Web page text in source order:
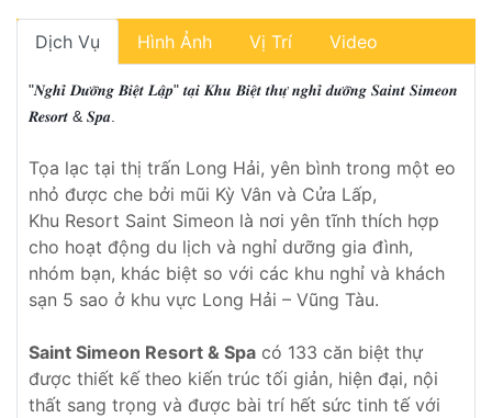
Dịch Vụ Hình Ảnh Vị Trí Video
"𝑵𝒈𝒉𝒊̉ 𝑫𝒖̛𝒐̛̃𝒏𝒈 𝑩𝒊𝒆̣̂𝒕 𝑳𝒂̣̂𝒑" 𝒕𝒂̣𝒊 𝑲𝒉𝒖 𝑩𝒊𝒆̣̂𝒕 𝒕𝒉𝒖̛̣ 𝒏𝒈𝒉𝒊̉ 𝒅𝒖̛𝒐̛̃𝒏𝒈 𝑺𝒂𝒊𝒏𝒕 𝑺𝒊𝒎𝒆𝒐𝒏
𝑹𝒆𝒔𝒐𝒓𝒕 & 𝑺𝒑𝒂.
Tọa lạc tại thị trấn Long Hải, yên bình trong một eo
nhỏ được che bởi mũi Kỳ Vân và Cửa Lấp,
Khu Resort Saint Simeon là nơi yên tĩnh thích hợp
cho hoạt động du lịch và nghỉ dưỡng gia đình,
nhóm bạn, khác biệt so với các khu nghỉ và khách
sạn 5 sao ở khu vực Long Hải – Vũng Tàu.
Saint Simeon Resort & Spa có 133 căn biệt thự
được thiết kế theo kiến trúc tối giản, hiện đại, nội
thất sang trọng và được bài trí hết sức tinh tế với